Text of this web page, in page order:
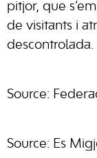
pitjor, que
de visitants i
descontrolada.
Source:
Source: Es